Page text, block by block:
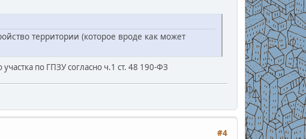
территории (которое вроде как может
по ГПЗУ согласно ч.1 ст. 48 190-ФЗ
#4